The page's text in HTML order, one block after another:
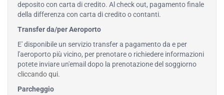
deposito con carta di credito. Al check out, pagamento finale
della differenza con carta di credito o contanti.
Transfer da/per Aeroporto
E' disponibile un servizio transfer a pagamento da e per
l'aeroporto più vicino, per prenotare o richiedere informazioni
potete inviare un'email dopo la prenotazione del soggiorno
cliccando qui.
Parcheggio